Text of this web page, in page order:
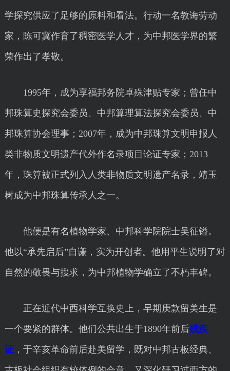
学探究供应了足够的原料和看法。行动一名教诲劳动
家，陈可冀作育了稠密医学人才，为中邦医学界的繁
荣作出了孝敬。
1995年，成为享福邦务院卓殊津贴专家；曾任中
邦珠算史探究会委员、中邦算理算法探究会委员、中
邦珠算协会理事；2007年，成为中邦珠算文明申报人
类非物质文明遗产代外作名录项目论证专家；2013
年，珠算被正式列入人类非物质文明遗产名录，靖玉
树成为中邦珠算传承人之一。
他便是有名植物学家、中邦科学院院士吴征镒。
他以“承先启后”自谦，实为开创者。他用平生说明了对
自然的敬畏与搜求，为中邦植物学确立了不朽丰碑。
正在近代中西科学互换史上，早期庚款留美生是
一个要紧的群体。他们公共出生于1890年前后残疾
证，于辛亥革命前后赴美留学，既对中邦古板经典、